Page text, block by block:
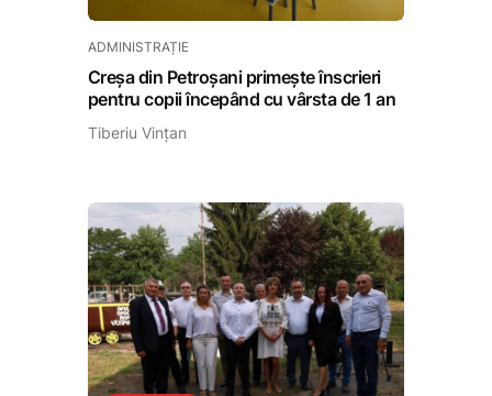
ADMINISTRAȚIE
Creșa din Petroșani primește înscrieri
pentru copii începând cu vârsta de 1 an
Tiberiu Vințan